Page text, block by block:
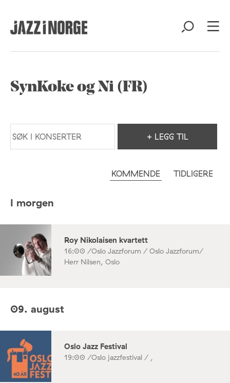
SynKoke og Ni (FR)
+ LEGG TIL
KOMMENDE TIDLIGERE
I morgen
Roy Nikolaisen kvartett
16:00 /Oslo Jazzforum / Oslo Jazzforum/
Herr Nilsen, Oslo
09. august
Oslo Jazz Festival
19:00 /Oslo jazzfestival / ,